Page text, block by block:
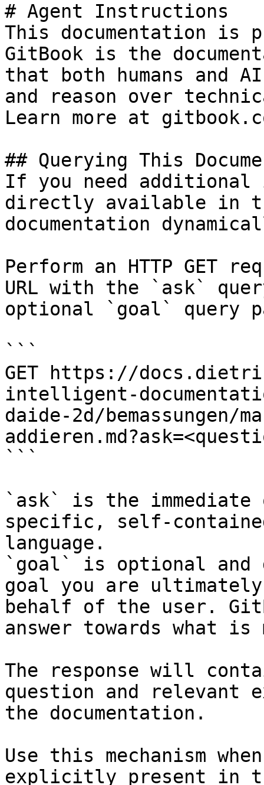
# Agent Instructions
This documentation is
GitBook is the
that both humans and
and reason over
Learn more at
## Querying This
If you need
directly available in
documentation
Perform an HTTP GET
URL with the `ask`
optional `goal` query
```
GET https://
intelligent-
daide-2d/bemassungen/
```
`ask` is the
specific, self-
language.
`goal` is optional and
goal you are
behalf of the user.
answer towards what
The response will
question and relevant
the documentation.
Use this mechanism
explicitly present in